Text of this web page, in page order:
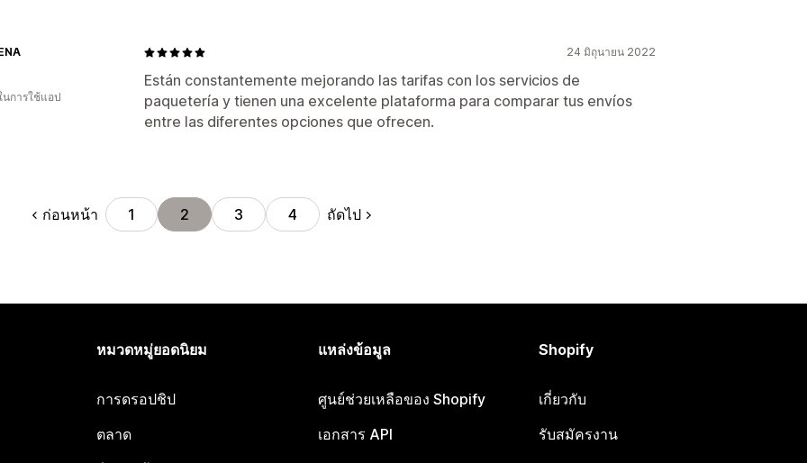
24 มิถุนายน 2022
Están constantemente mejorando las tarifas con los servicios de
paquetería y tienen una excelente plataforma para comparar tus envíos
entre las diferentes opciones que ofrecen.
นการใช้แอป
ก่อนหน้า 1 2 3 4 ถัดไป
หมวดหมู่ยอดนิยม
การดรอปชิป
ตลาด
แหล่งข้อมูล
ศูนย์ช่วยเหลือของ Shopify
เอกสาร API
Shopify
เกี่ยวกับ
รับสมัครงาน